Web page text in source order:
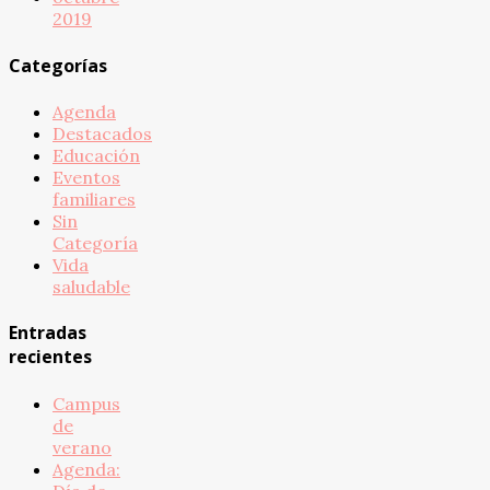
2019
Categorías
Agenda
Destacados
Educación
Eventos
familiares
Sin
Categoría
Vida
saludable
Entradas
recientes
Campus
de
verano
Agenda: